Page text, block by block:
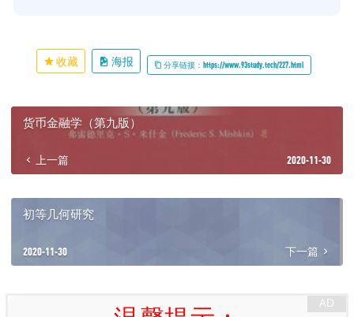
收藏 海报 分享链接：https://www.93study.tech/227.html
货币金融学（第九版）
上一篇 2020-11-30
初等几何研究
2020-11-30 下一篇